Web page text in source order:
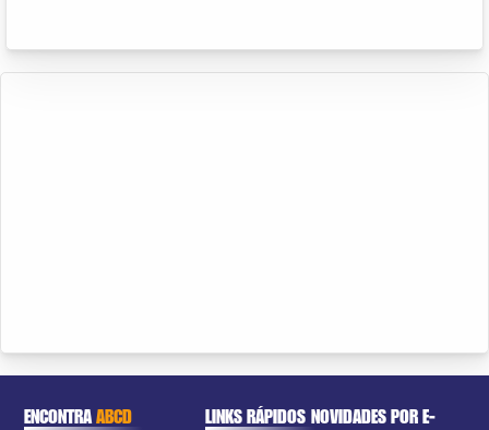
ENCONTRAABCD LINKS RÁPIDOS NOVIDADES POR E-